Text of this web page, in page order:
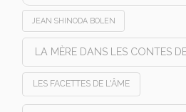
JEAN SHINODA BOLEN
LA MÈRE DANS LES CONTES
LES FACETTES DE L'ÂME